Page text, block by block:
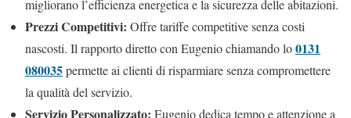
migliorano l’efficienza energetica e la sicurezza delle abitazioni.
Prezzi Competitivi: Offre tariffe competitive senza costi
nascosti. Il rapporto diretto con Eugenio chiamando lo0131
080035permette ai clienti di risparmiare senza compromettere
la qualità del servizio.
Servizio Personalizzato: Eugenio dedica tempo e attenzione a